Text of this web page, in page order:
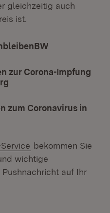
gleichzeitig auch
ist.
zur Corona-Impfung
zum Coronavirus in
bekommen Sie
wichtige
auf Ihr